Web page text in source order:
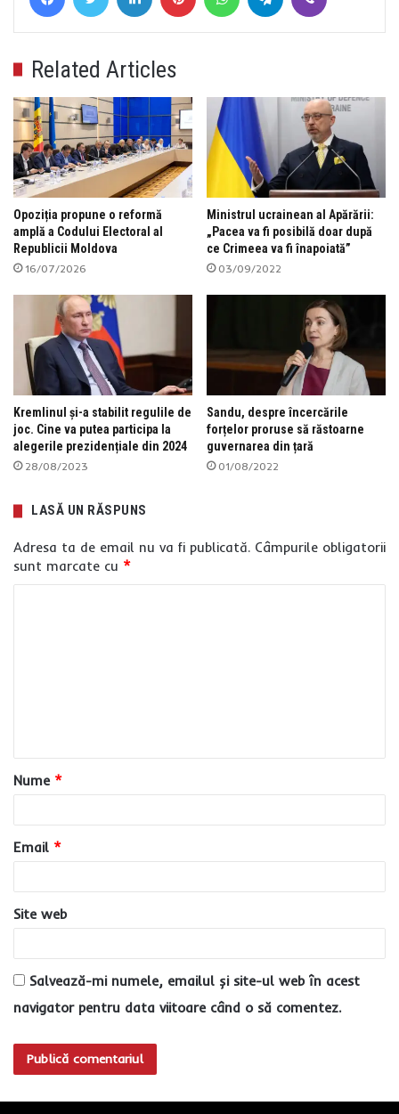
Related Articles
Opoziția propune o reformă
amplă a Codului Electoral al
Republicii Moldova
16/07/2026
Ministrul ucrainean al Apărării:
„Pacea va fi posibilă doar după
ce Crimeea va fi înapoiată”
03/09/2022
Kremlinul și-a stabilit regulile de
joc. Cine va putea participa la
alegerile prezidențiale din 2024
28/08/2023
Sandu, despre încercările
forțelor proruse să răstoarne
guvernarea din țară
01/08/2022
LASĂ UN RĂSPUNS
Adresa ta de email nu va fi publicată. Câmpurile obligatorii
sunt marcate cu *
a
r
u
*
Nume *
Email *
Site web
Salvează-mi numele, emailul și site-ul web în acest
navigator pentru data viitoare când o să comentez.